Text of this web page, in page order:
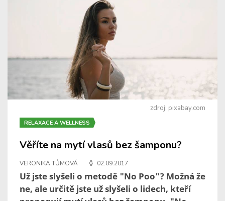
zdroj: pixabay.com
RELAXACE A WELLNESS
Věříte na mytí vlasů bez šamponu?
VERONIKA TŮMOVÁ 02.09.2017
Už jste slyšeli o metodě "No Poo"? Možná že
ne, ale určitě jste už slyšeli o lidech, kteří